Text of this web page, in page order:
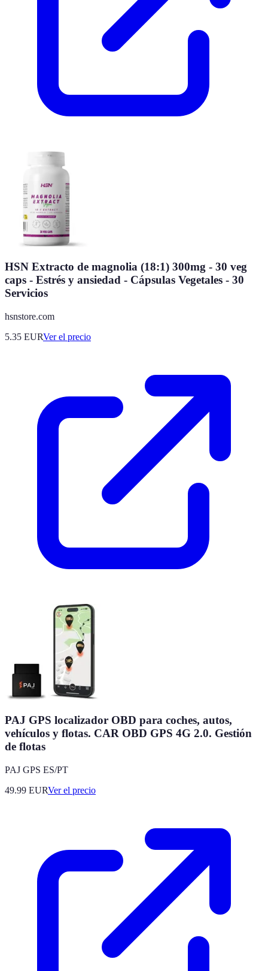
HSN Extracto de magnolia (18:1) 300mg - 30 veg
caps - Estrés y ansiedad - Cápsulas Vegetales - 30
Servicios
hsnstore.com
5.35 EURVer el precio
PAJ GPS localizador OBD para coches, autos,
vehículos y flotas. CAR OBD GPS 4G 2.0. Gestión
de flotas
PAJ GPS ES/PT
49.99 EURVer el precio